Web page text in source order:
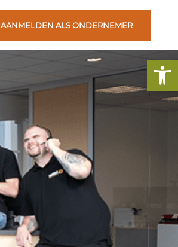
AANMELDEN ALS ONDERNEMER